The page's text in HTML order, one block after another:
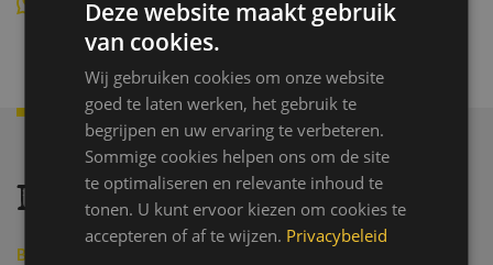
Laatste nieuws
Bekijk alle berichten
Deze website maakt gebruik
van cookies.
Wij gebruiken cookies om onze website
goed te laten werken, het gebruik te
begrijpen en uw ervaring te verbeteren.
Sommige cookies helpen ons om de site
te optimaliseren en relevante inhoud te
tonen. U kunt ervoor kiezen om cookies te
accepteren of af te wijzen. Privacybeleid